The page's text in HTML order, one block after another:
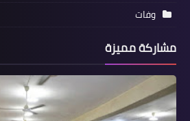
وفات
مشاركة مميزة